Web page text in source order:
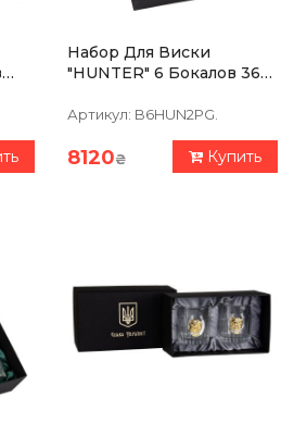
Набор Для Виски
"HUNTER" 6 Бокалов 360
Изображение Из
Артикул: B6HUN2PG.
8120₴ Купить